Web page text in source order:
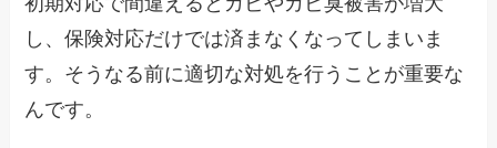
し、保険対応だけでは済まなくなってしまいま
す。そうなる前に適切な対処を行うことが重要な
んです。